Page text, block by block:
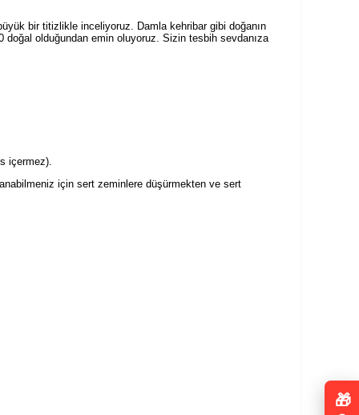
bir titizlikle inceliyoruz. Damla kehribar gibi doğanın
doğal olduğundan emin oluyoruz. Sizin tesbih sevdanıza
içermez).
için sert zeminlere düşürmekten ve sert
🎁